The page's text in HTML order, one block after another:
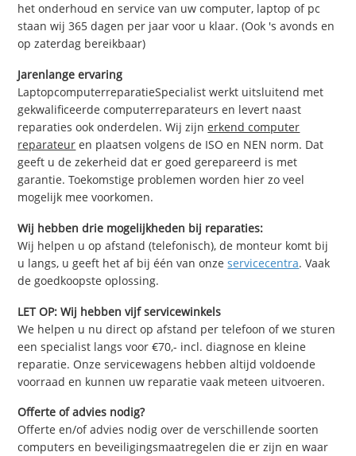
het onderhoud en service van uw computer, laptop of pc
staan wij 365 dagen per jaar voor u klaar. (Ook 's avonds en
op zaterdag bereikbaar)
Jarenlange ervaring
LaptopcomputerreparatieSpecialist werkt uitsluitend met
gekwalificeerde computerreparateurs en levert naast
reparaties ook onderdelen. Wij zijnerkend computer
reparateur en plaatsen volgens de ISO en NEN norm. Dat
geeft u de zekerheid dat er goed gerepareerd is met
garantie. Toekomstige problemen worden hier zo veel
mogelijk mee voorkomen.
Wij hebben drie mogelijkheden bij reparaties:
Wij helpen u op afstand (telefonisch), de monteur komt bij
u langs, u geeft het af bij één van onzeservicecentra. Vaak
de goedkoopste oplossing.
LET OP: Wij hebben vijf servicewinkels
We helpen u nu direct op afstand per telefoon of we sturen
een specialist langs voor €70,- incl. diagnose en kleine
reparatie. Onze servicewagens hebben altijd voldoende
voorraad en kunnen uw reparatie vaak meteen uitvoeren.
Offerte of advies nodig?
Offerte en/of advies nodig over de verschillende soorten
computers en beveiligingsmaatregelen die er zijn en waar